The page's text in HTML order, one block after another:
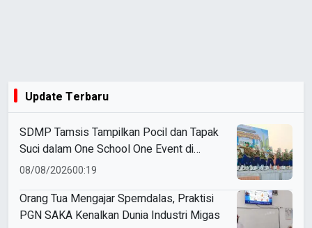
Update Terbaru
SDMP Tamsis Tampilkan Pocil dan Tapak
Suci dalam One School One Event di
Mojokerto
08/08/202600:19
Orang Tua Mengajar Spemdalas, Praktisi
PGN SAKA Kenalkan Dunia Industri Migas